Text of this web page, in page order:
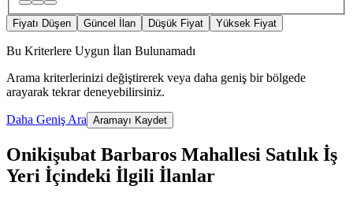
Fiyatı Düşen Güncel İlan Düşük Fiyat Yüksek Fiyat
Bu Kriterlere Uygun İlan Bulunamadı
Arama kriterlerinizi değiştirerek veya daha geniş bir bölgede
arayarak tekrar deneyebilirsiniz.
Daha Geniş Ara Aramayı Kaydet
Onikişubat Barbaros Mahallesi Satılık İş
Yeri İçindeki İlgili İlanlar